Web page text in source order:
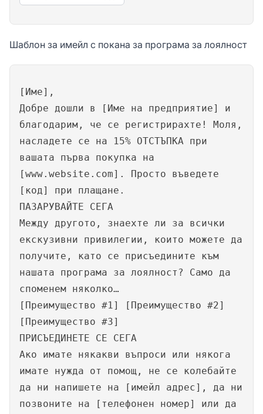
Шаблон за имейл с покана за програма за лоялност
[Име],
Добре дошли в [Име на предприятие] и
благодарим, че се регистрирахте! Моля,
насладете се на 15% ОТСТЪПКА при
вашата първа покупка на
[www.website.com]. Просто въведете
[код] при плащане.
ПАЗАРУВАЙТЕ СЕГА
Между другото, знаехте ли за всички
екскузивни привилегии, които можете да
получите, като се присъедините към
нашата програма за лоялност? Само да
споменем няколко…
[Преимущество #1] [Преимущество #2]
[Преимущество #3]
ПРИСЪЕДИНЕТЕ СЕ СЕГА
Ако имате някакви въпроси или някога
имате нужда от помощ, не се колебайте
да ни напишете на [имейл адрес], да ни
позвоните на [телефонен номер] или да